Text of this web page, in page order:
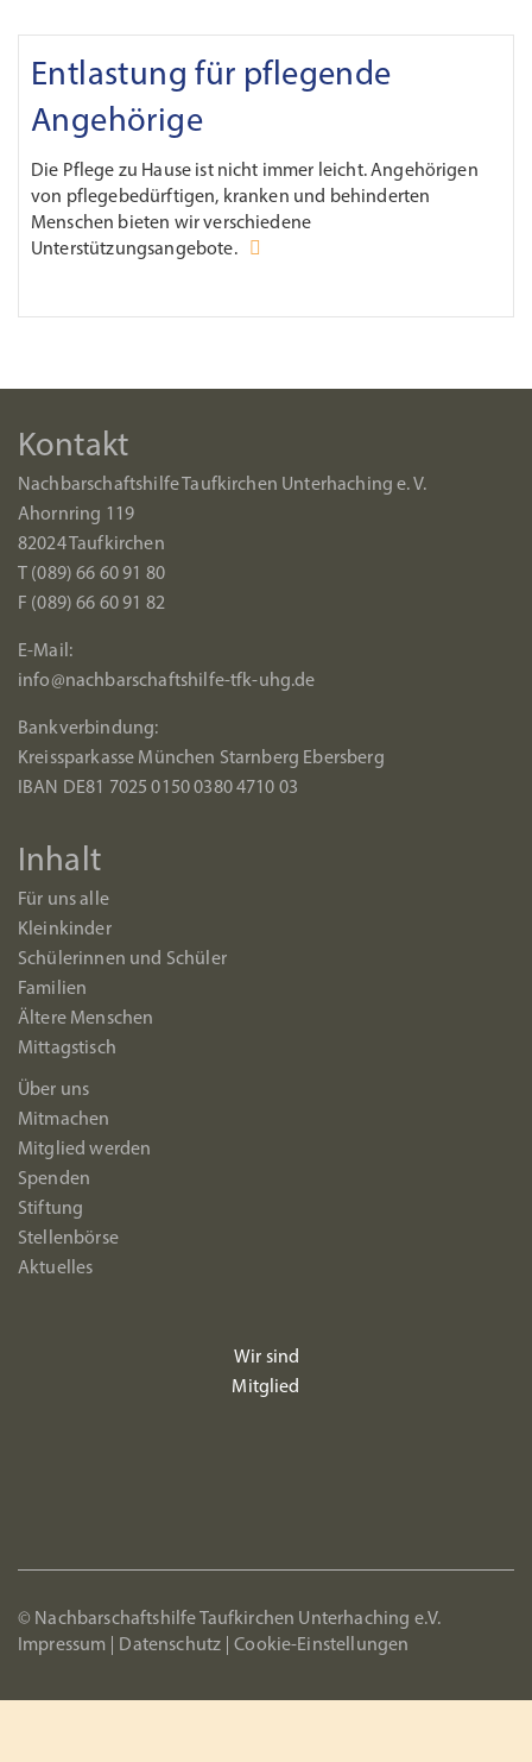
Entlastung für pflegende
Angehörige
Die Pflege zu Hause ist nicht immer leicht. Angehörigen
von pflegebedürftigen, kranken und behinderten
Menschen bieten wir verschiedene
Unterstützungsangebote.
Kontakt
Nachbarschaftshilfe Taufkirchen Unterhaching e. V.
Ahornring 119
82024 Taufkirchen
T (089) 66 60 91 80
F (089) 66 60 91 82
E-Mail:
info@nachbarschaftshilfe-tfk-uhg.de
Bankverbindung:
Kreissparkasse München Starnberg Ebersberg
IBAN DE81 7025 0150 0380 4710 03
Inhalt
Für uns alle
Kleinkinder
Schülerinnen und Schüler
Familien
Ältere Menschen
Mittagstisch
Über uns
Mitmachen
Mitglied werden
Spenden
Stiftung
Stellenbörse
Aktuelles
Wir sind
Mitglied
© Nachbarschaftshilfe Taufkirchen Unterhaching e.V.
Impressum
Datenschutz Cookie-Einstellungen